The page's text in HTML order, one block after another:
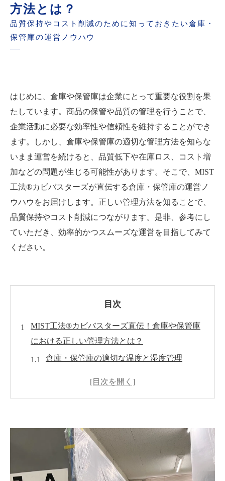
方法とは？
品質保持やコスト削減のために知っておきたい倉庫・
保管庫の運営ノウハウ
はじめに、倉庫や保管庫は企業にとって重要な役割を果
たしています。商品の保管や品質の管理を行うことで、
企業活動に必要な効率性や信頼性を維持することができ
ます。しかし、倉庫や保管庫の適切な管理方法を知らな
いまま運営を続けると、品質低下や在庫ロス、コスト増
加などの問題が生じる可能性があります。そこで、MIST
工法®カビバスターズが直伝する倉庫・保管庫の運営ノ
ウハウをお届けします。正しい管理方法を知ることで、
品質保持やコスト削減につながります。是非、参考にし
ていただき、効率的かつスムーズな運営を目指してみて
ください。
目次
MIST工法®カビバスターズ直伝！倉庫や保管庫
における正しい管理方法とは？
倉庫・保管庫の適切な温度と湿度管理
MIST工法®カビバスターズによるカビ対策の効
果とメリット